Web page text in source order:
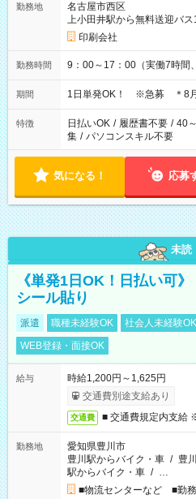
勤務地
名古屋市西区
上小田井駅から無料送迎バ
印刷会社
勤務時間 9：00～17：00（実働7時間
期間 1日単発OK！ ※急募 ＊8月
特徴 日払いOK / 履歴書不要 / 40
集 / パソコンスキル不要
気になる！ 応募
未読
《単発1日OK！日払い可
シール貼り
派遣 職種未経験OK 社会人未経験OK
WEB登録・面接OK
給与
時給1,200円～1,625円
交通費別途支給あり
交通費 ■ 交通費規定内支給
勤務地
愛知県豊川市
豊川駅からバイク・車 / 豊
駅からバイク・車 / …
■物流センターなど ■勤